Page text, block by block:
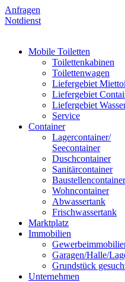
Anfragen
Notdienst
Mobile Toiletten
Toilettenkabinen
Toilettenwagen
Liefergebiet
Liefergebiet
Liefergebiet
Service
Container
Lagercontainer/
Seecontainer
Duschcontainer
Sanitärcontainer
Baustellencontainer
Wohncontainer
Abwassertank
Frischwassertank
Marktplatz
Immobilien
Garagen/Halle/
Grundstück
Unternehmen